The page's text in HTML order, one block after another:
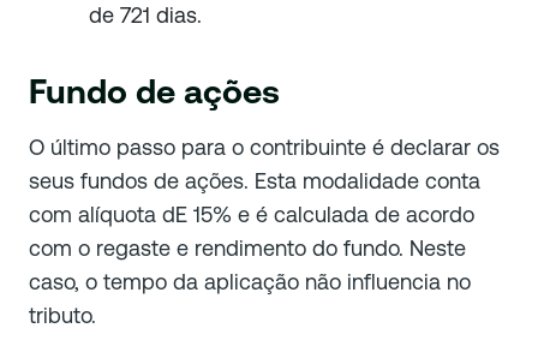
de 721 dias.
Fundo de ações
O último passo para o contribuinte é declarar os
seus fundos de ações. Esta modalidade conta
com alíquota dE 15% e é calculada de acordo
com o regaste e rendimento do fundo. Neste
caso, o tempo da aplicação não influencia no
tributo.